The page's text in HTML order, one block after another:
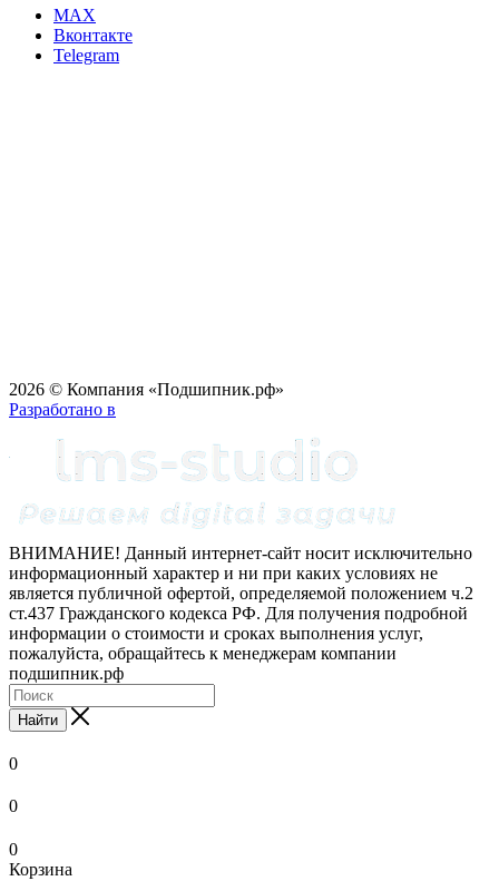
MAX
Вконтакте
Telegram
2026 © Компания «Подшипник.рф»
Разработано в
ВНИМАНИЕ! Данный интернет-сайт носит исключительно
информационный характер и ни при каких условиях не
является публичной офертой, определяемой положением ч.2
ст.437 Гражданского кодекса РФ. Для получения подробной
информации о стоимости и сроках выполнения услуг,
пожалуйста, обращайтесь к менеджерам компании
подшипник.рф
Найти
0
0
0
Корзина